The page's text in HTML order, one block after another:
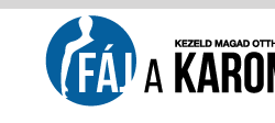
Kihagyás